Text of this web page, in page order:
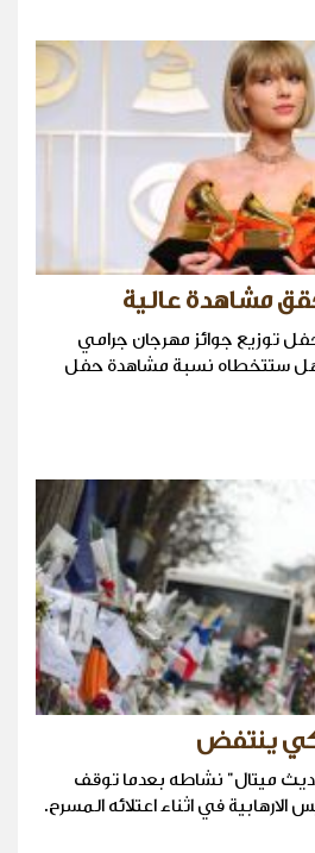
مشاهدة عالية
حفل توزيع جوائز مهرجان جرامي
ستتخطاه نسبة مشاهدة حفل
ينتفض
ديث ميتال" نشاطه بعدما توقف
في اثناء اعتلائه المسرح.